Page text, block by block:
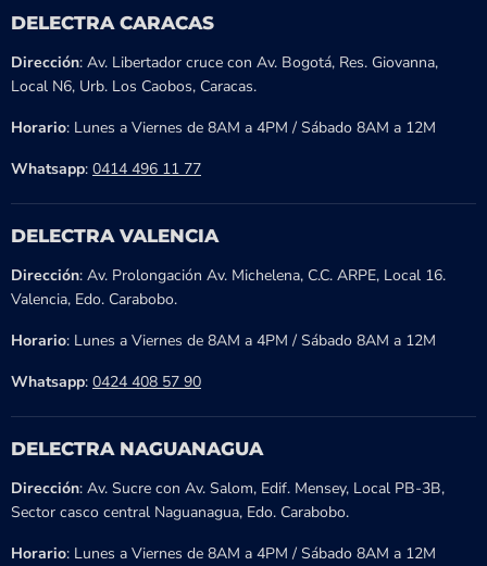
DELECTRA CARACAS
Dirección: Av. Libertador cruce con Av. Bogotá, Res. Giovanna,
Local N6, Urb. Los Caobos, Caracas.
Horario: Lunes a Viernes de 8AM a 4PM / Sábado 8AM a 12M
Whatsapp: 0414 496 11 77
DELECTRA VALENCIA
Dirección: Av. Prolongación Av. Michelena, C.C. ARPE, Local 16.
Valencia, Edo. Carabobo.
Horario: Lunes a Viernes de 8AM a 4PM / Sábado 8AM a 12M
Whatsapp: 0424 408 57 90
DELECTRA NAGUANAGUA
Dirección: Av. Sucre con Av. Salom, Edif. Mensey, Local PB-3B,
Sector casco central Naguanagua, Edo. Carabobo.
Horario: Lunes a Viernes de 8AM a 4PM / Sábado 8AM a 12M